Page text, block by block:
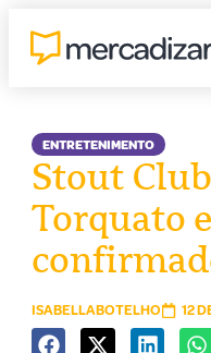
ENTRETENIMENTO
Stout
Torquato
ISABELLABOTELHO 12